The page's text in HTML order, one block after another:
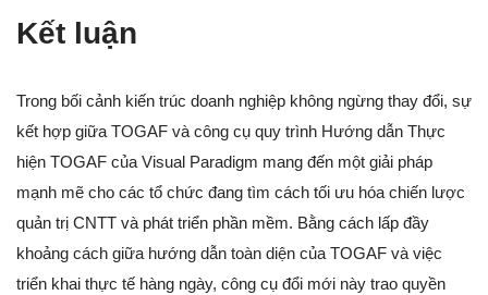
Kết luận
Trong bối cảnh kiến trúc doanh nghiệp không ngừng thay đổi, sự
kết hợp giữa TOGAF và công cụ quy trình Hướng dẫn Thực
hiện TOGAF của Visual Paradigm mang đến một giải pháp
mạnh mẽ cho các tổ chức đang tìm cách tối ưu hóa chiến lược
quản trị CNTT và phát triển phần mềm. Bằng cách lấp đầy
khoảng cách giữa hướng dẫn toàn diện của TOGAF và việc
triển khai thực tế hàng ngày, công cụ đổi mới này trao quyền